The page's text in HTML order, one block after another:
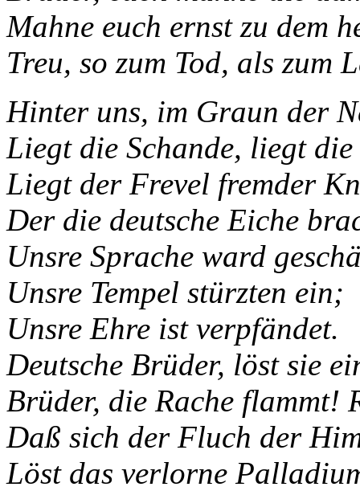
Mahne euch ernst zu dem
Treu, so zum Tod, als zum
Hinter uns, im Graun der
Liegt die Schande, liegt die
Liegt der Frevel fremder
Der die deutsche Eiche
Unsre Sprache ward
Unsre Tempel stürzten ein;
Unsre Ehre ist verpfändet.
Deutsche Brüder, löst sie
Brüder, die Rache flammt!
Daß sich der Fluch der
Löst das verlorne